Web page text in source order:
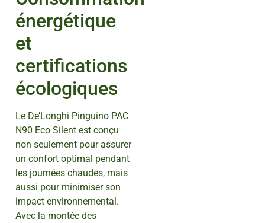
énergétique
et
certifications
écologiques
Le De’Longhi Pinguino PAC
N90 Eco Silent est conçu
non seulement pour assurer
un confort optimal pendant
les journées chaudes, mais
aussi pour minimiser son
impact environnemental.
Avec la montée des